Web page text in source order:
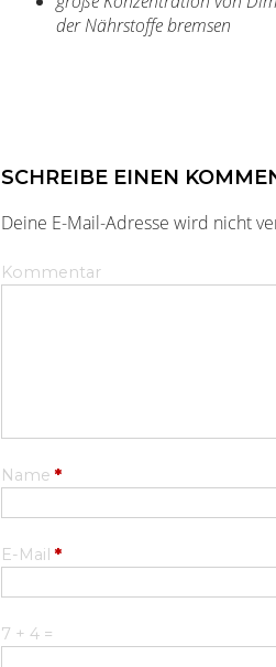
der Nährstoffe bremsen
SCHREIBE EINEN
Deine E-Mail-Adresse wird nicht
Kommentar
Name *
E-Mail *
7 + 4 =